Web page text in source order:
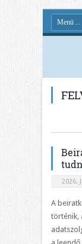
2026.
A
történik,